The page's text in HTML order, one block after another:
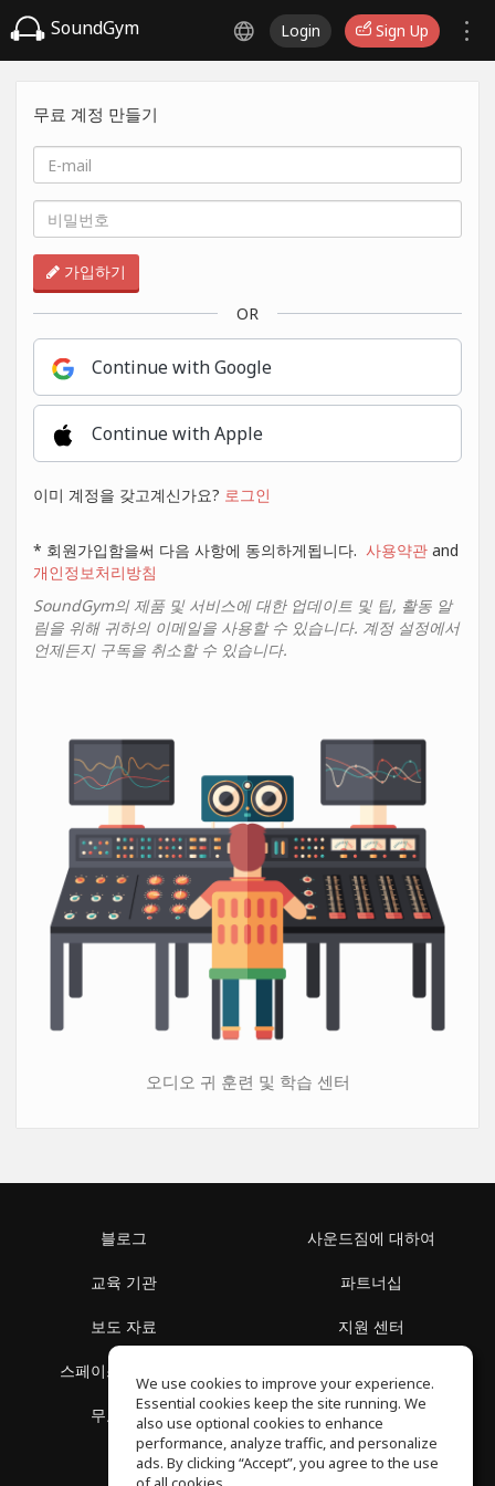
SoundGym Login Sign Up
무료 계정 만들기
가입하기
OR
Continue with Google
Continue with Apple
이미 계정을 갖고계신가요? 로그인
* 회원가입함을써 다음 사항에 동의하게됩니다. 사용약관 and
개인정보처리방침
SoundGym의 제품 및 서비스에 대한 업데이트 및 팁, 활동 알
림을 위해 귀하의 이메일을 사용할 수 있습니다. 계정 설정에서
언제든지 구독을 취소할 수 있습니다.
오디오 귀 훈련 및 학습 센터
블로그
교육 기관
보도 자료
스페이스 둘러보기
무료 학습
사운드짐에 대하여
파트너십
지원 센터
개인정보 보호정책
We use cookies to improve your experience.
Essential cookies keep the site running. We
also use optional cookies to enhance
performance, analyze traffic, and personalize
ads. By clicking “Accept”, you agree to the use